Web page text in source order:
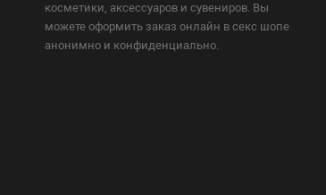
косметики, аксессуаров и сувениров. Вы
можете оформить заказ онлайн в секс шопе
анонимно и конфиденциально.